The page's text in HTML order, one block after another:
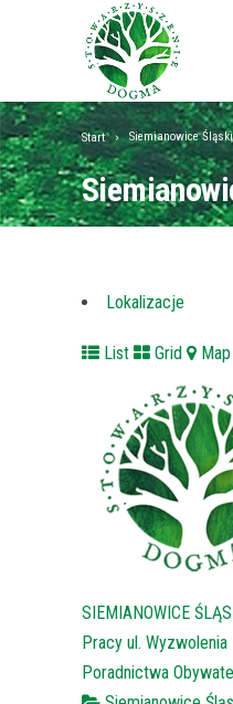
Start Siemianowice
Lokalizacje
List Grid Map
SIEMIANOWICE
Pracy ul.
Poradnictwa